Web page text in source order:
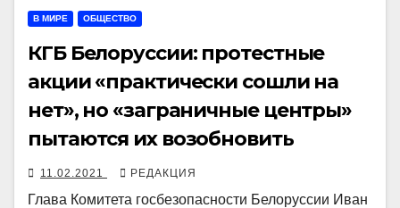
В МИРЕ ОБЩЕСТВО
КГБ Белоруссии: протестные
акции «практически сошли на
нет», но «заграничные центры»
пытаются их возобновить
11.02.2021 РЕДАКЦИЯ
Глава Комитета госбезопасности Белоруссии Иван